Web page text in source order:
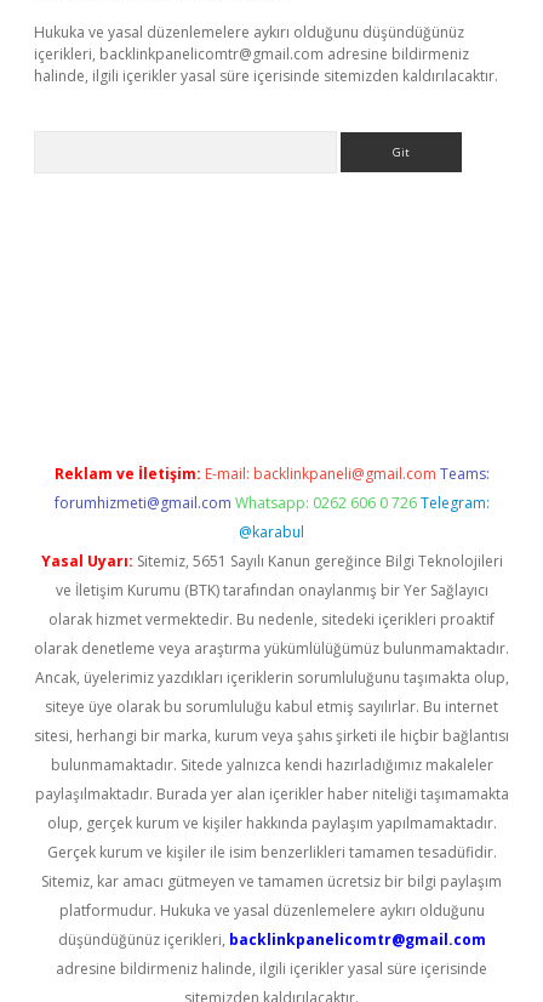
Hukuka ve yasal düzenlemelere aykırı olduğunu düşündüğünüz
içerikleri, backlinkpanelicomtr@gmail.com adresine bildirmeniz
halinde, ilgili içerikler yasal süre içerisinde sitemizden kaldırılacaktır.
Reklam ve İletişim: E-mail: backlinkpaneli@gmail.com Teams:
forumhizmeti@gmail.com Whatsapp: 0262 606 0 726 Telegram:
@karabul
Yasal Uyarı: Sitemiz, 5651 Sayılı Kanun gereğince Bilgi Teknolojileri
ve İletişim Kurumu (BTK) tarafından onaylanmış bir Yer Sağlayıcı
olarak hizmet vermektedir. Bu nedenle, sitedeki içerikleri proaktif
olarak denetleme veya araştırma yükümlülüğümüz bulunmamaktadır.
Ancak, üyelerimiz yazdıkları içeriklerin sorumluluğunu taşımakta olup,
siteye üye olarak bu sorumluluğu kabul etmiş sayılırlar. Bu internet
sitesi, herhangi bir marka, kurum veya şahıs şirketi ile hiçbir bağlantısı
bulunmamaktadır. Sitede yalnızca kendi hazırladığımız makaleler
paylaşılmaktadır. Burada yer alan içerikler haber niteliği taşımamakta
olup, gerçek kurum ve kişiler hakkında paylaşım yapılmamaktadır.
Gerçek kurum ve kişiler ile isim benzerlikleri tamamen tesadüfidir.
Sitemiz, kar amacı gütmeyen ve tamamen ücretsiz bir bilgi paylaşım
platformudur. Hukuka ve yasal düzenlemelere aykırı olduğunu
düşündüğünüz içerikleri, backlinkpanelicomtr@gmail.com
adresine bildirmeniz halinde, ilgili içerikler yasal süre içerisinde
sitemizden kaldırılacaktır.